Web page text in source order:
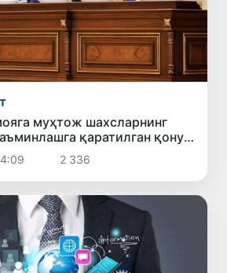
муҳтож шахсларнинг
қаратилган қонун
2 336